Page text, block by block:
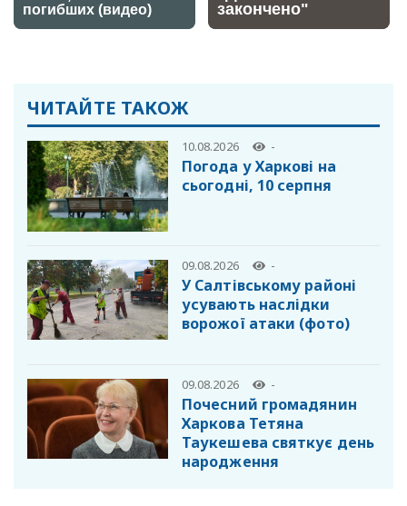
ЧИТАЙТЕ ТАКОЖ
10.08.2026 -
Погода у Харкові на
сьогодні, 10 серпня
09.08.2026 -
У Салтівському районі
усувають наслідки
ворожої атаки (фото)
09.08.2026 -
Почесний громадянин
Харкова Тетяна
Таукешева святкує день
народження